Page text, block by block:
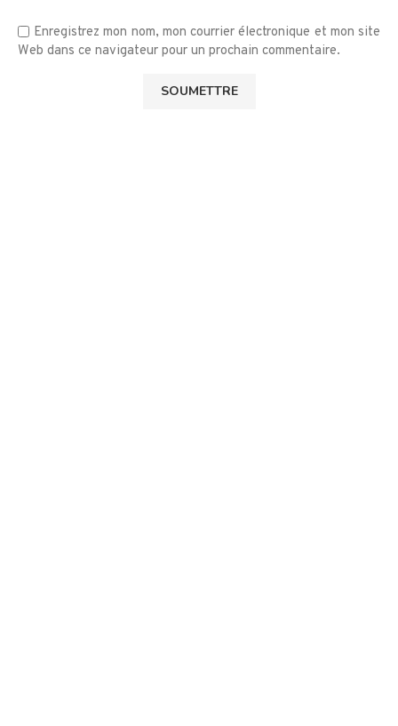
Enregistrez mon nom, mon courrier électronique et mon site
Web dans ce navigateur pour un prochain commentaire.